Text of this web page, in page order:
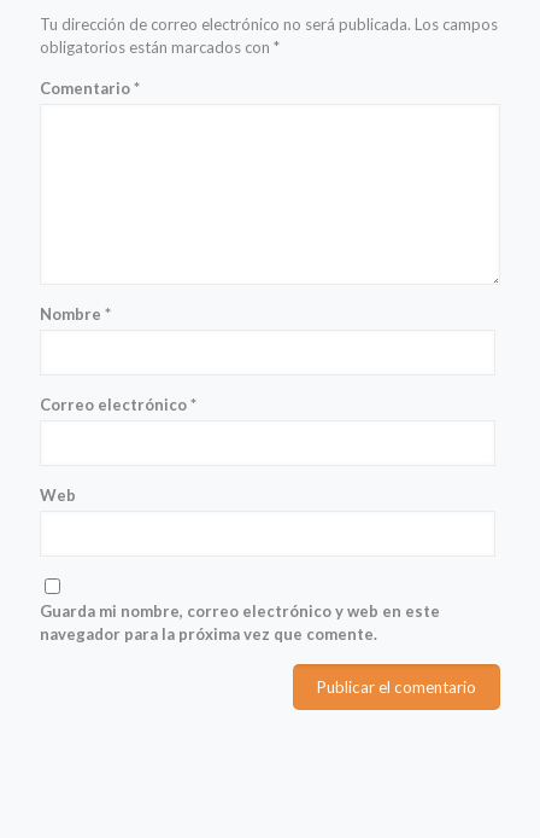
Tu dirección de correo electrónico no será publicada. Los campos
obligatorios están marcados con *
Comentario*
Nombre *
Correo electrónico*
Web
Guarda mi nombre, correo electrónico y web en este
navegador para la próxima vez que comente.